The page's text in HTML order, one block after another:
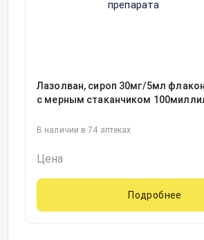
Лазолван, сироп 30мг/5мл
с мерным стаканчиком
В наличии в 74 аптеках
Цена
Подробнее